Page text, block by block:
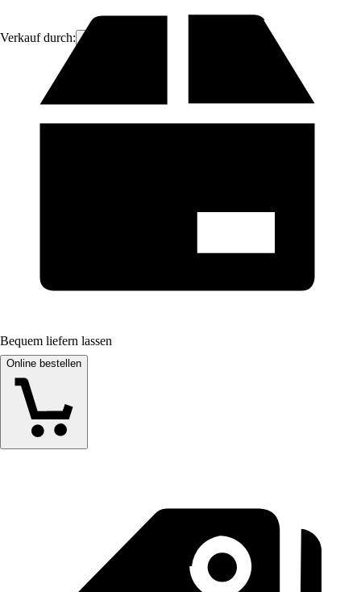
Verkauf durch: ich-zapfe
Bequem liefern lassen
Online bestellen